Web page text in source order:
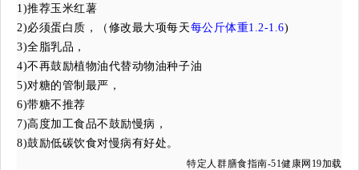
1)推荐玉米红薯
2)必须蛋白质，
（修改最大项每天每公斤体重1.2-1.6)
3)全脂乳品，
4)不再鼓励植物油代替动物油种子油
5)对糖的管制最严，
6)带糖不推荐
7)高度加工食品不鼓励慢病，
8)鼓励低碳饮食对慢病有好处。
特定人群膳食指南-51健康网19加载